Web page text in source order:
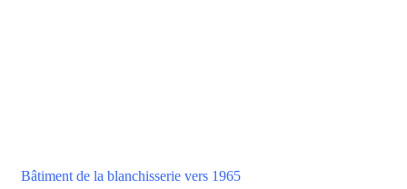
Bâtiment de la blanchisserie vers 1965